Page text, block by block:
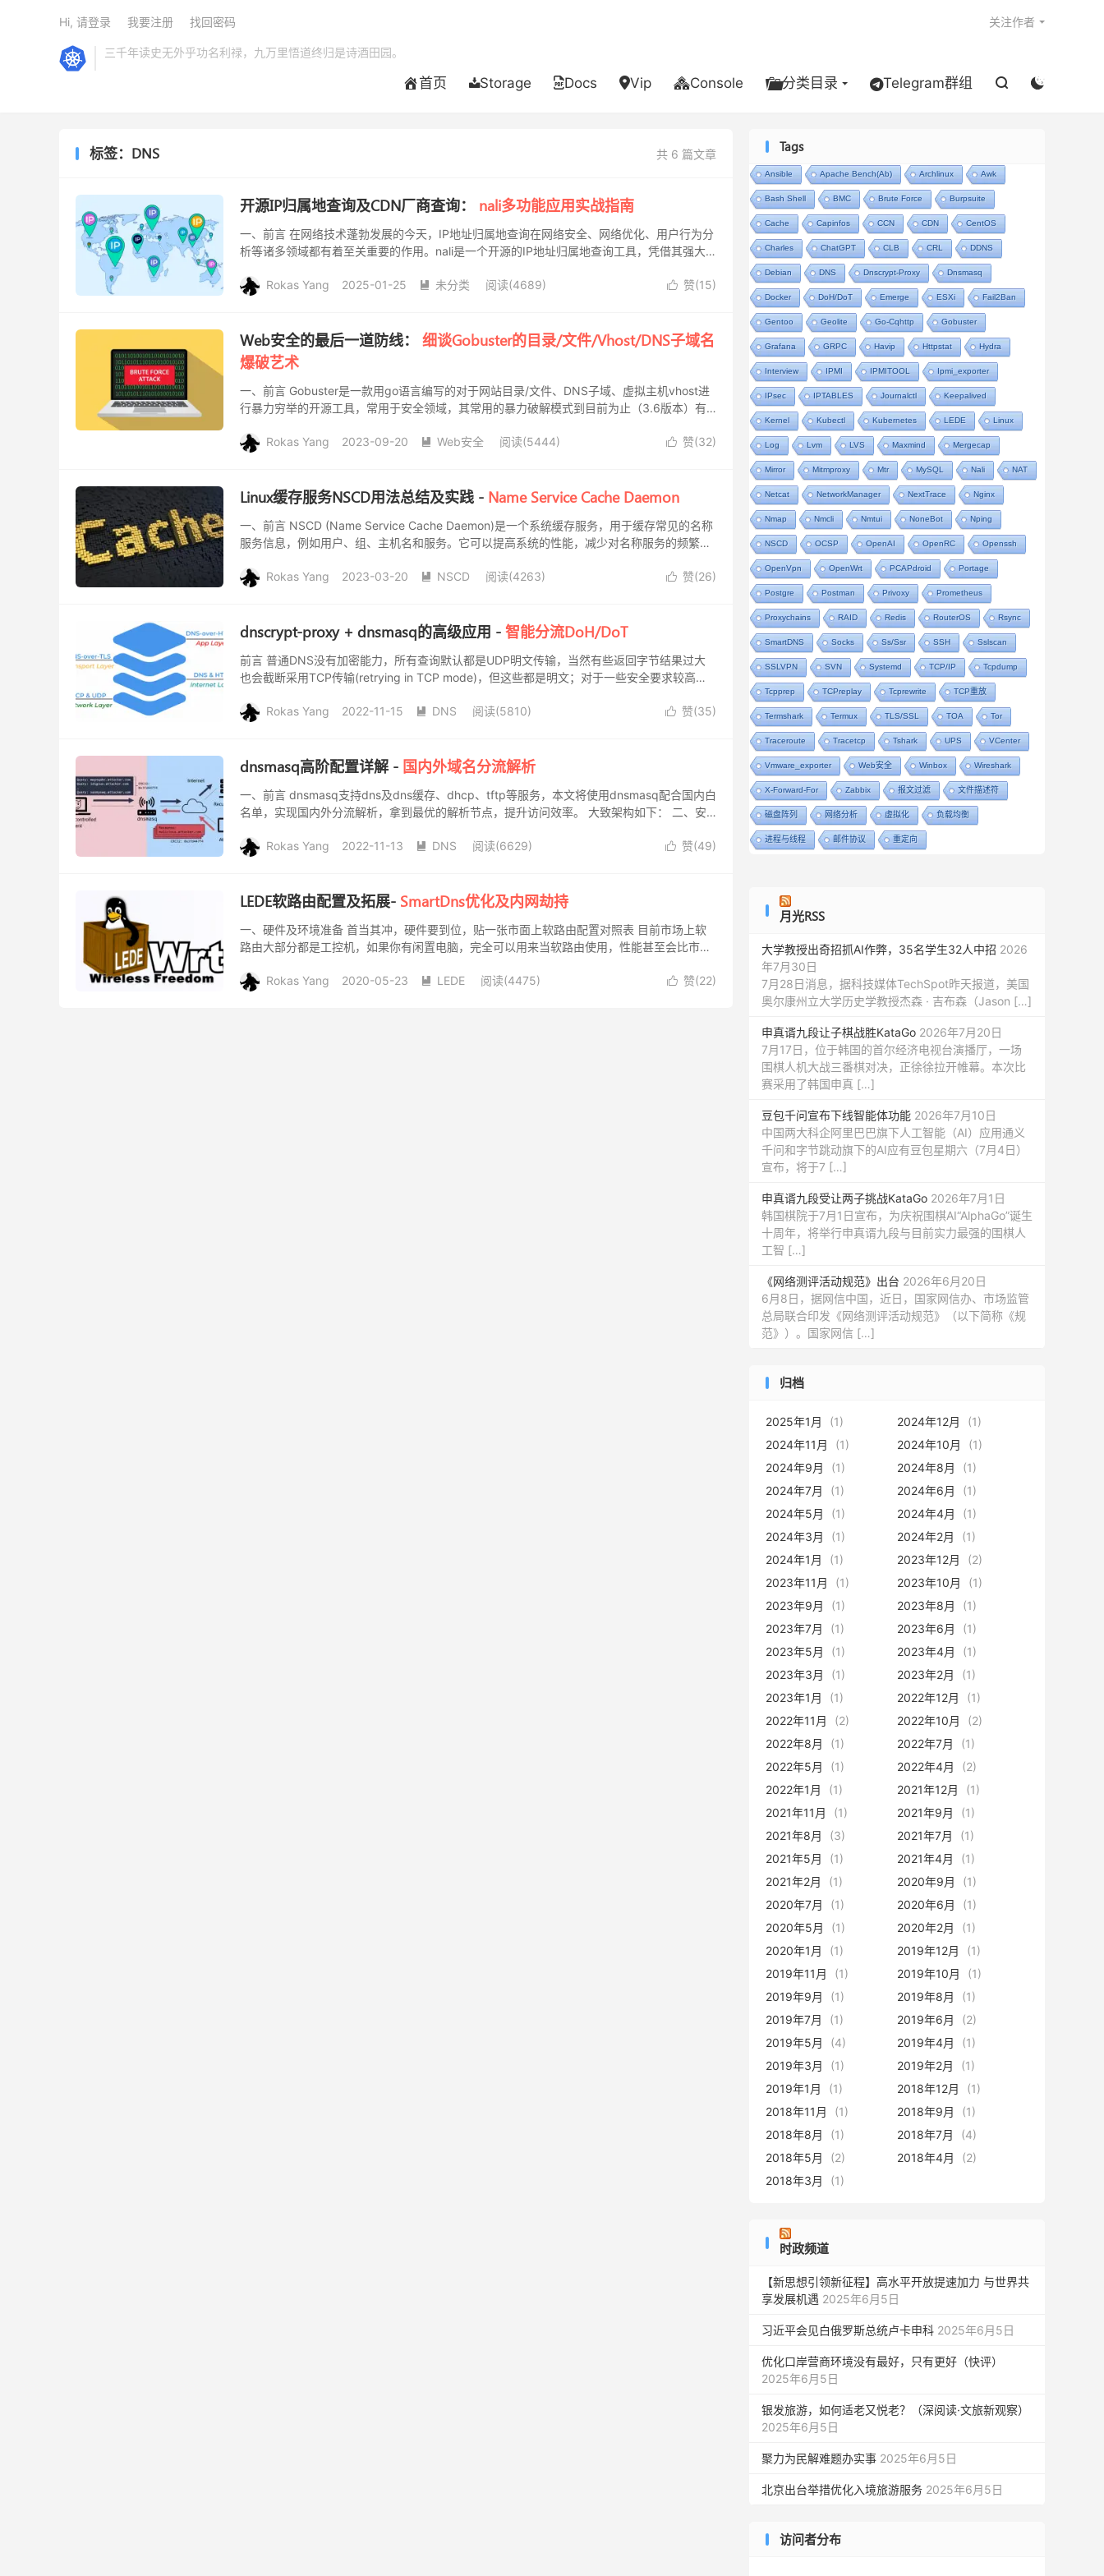
三千年读史无外乎功名利禄，九万里悟道终归是诗酒田园。
首页 Storage Docs Vip Console 分类目录 Telegram群组  
关注作者
Hi, 请登录 我要注册 找回密码
共 6 篇文章
标签：DNS
开源IP归属地查询及CDN厂商查询： nali多功能应用实战指南
一、前言 在网络技术蓬勃发展的今天，IP地址归属地查询在网络安全、网络优化、用户行为分
析等诸多领域都有着至关重要的作用。nali是一个开源的IP地址归属地查询工具，凭借其强大
 赞(15)
Rokas Yang 2025-01-25  未分类 阅读(4689)
Web安全的最后一道防线： 细谈Gobuster的目录/文件/Vhost/DNS子域名
爆破艺术
一、前言 Gobuster是一款用go语言编写的对于网站目录/文件、DNS子域、虚拟主机vhost进
行暴力穷举的开源工具，常用于安全领域，其常用的暴力破解模式到目前为止（3.6版本）有
 赞(32)
Rokas Yang 2023-09-20  Web安全 阅读(5444)
Linux缓存服务NSCD用法总结及实践 - Name Service Cache Daemon
一、前言 NSCD (Name Service Cache Daemon)是一个系统缓存服务，用于缓存常见的名称
服务信息，例如用户、组、主机名和服务。它可以提高系统的性能，减少对名称服务的频繁查
 赞(26)
Rokas Yang 2023-03-20  NSCD 阅读(4263)
dnscrypt-proxy + dnsmasq的高级应用 - 智能分流DoH/DoT
前言 普通DNS没有加密能力，所有查询默认都是UDP明文传输，当然有些返回字节结果过大
也会截断采用TCP传输(retrying in TCP mode)，但这些都是明文；对于一些安全要求较高的
 赞(35)
Rokas Yang 2022-11-15  DNS 阅读(5810)
dnsmasq高阶配置详解 - 国内外域名分流解析
一、前言 dnsmasq支持dns及dns缓存、dhcp、tftp等服务，本文将使用dnsmasq配合国内白
名单，实现国内外分流解析，拿到最优的解析节点，提升访问效率。 大致架构如下： 二、安
 赞(49)
Rokas Yang 2022-11-13  DNS 阅读(6629)
LEDE软路由配置及拓展- SmartDns优化及内网劫持
一、硬件及环境准备 首当其冲，硬件要到位，贴一张市面上软路由配置对照表 目前市场上软
路由大部分都是工控机，如果你有闲置电脑，完全可以用来当软路由使用，性能甚至会比市面
 赞(22)
Rokas Yang 2020-05-23  LEDE 阅读(4475)
Tags
Ansible Apache Bench(ab) Archlinux Awk
Bash Shell BMC Brute Force Burpsuite
Cache Capinfos CCN CDN CentOS
Charles ChatGPT CLB CRL DDNS
Debian DNS Dnscrypt-Proxy Dnsmasq
Docker DoH/DoT Emerge ESXi Fail2Ban
Gentoo Geolite Go-Cqhttp Gobuster
Grafana GRPC Havip Httpstat Hydra
Interview IPMI IPMITOOL Ipmi_exporter
IPsec IPTABLES Journalctl Keepalived
Kernel Kubectl Kubernetes LEDE Linux
Log Lvm LVS Maxmind Mergecap
Mirror Mitmproxy Mtr MySQL Nali NAT
Netcat NetworkManager NextTrace Nginx
Nmap Nmcli Nmtui NoneBot Nping
NSCD OCSP OpenAI OpenRC Openssh
OpenVpn OpenWrt PCAPdroid Portage
Postgre Postman Privoxy Prometheus
Proxychains RAID Redis RouterOS Rsync
SmartDNS Socks Ss/ssr SSH Sslscan
SSLVPN SVN Systemd TCP/IP Tcpdump
Tcpprep TCPreplay Tcprewrite TCP重放
Termshark Termux TLS/SSL TOA Tor
Traceroute Tracetcp Tshark UPS VCenter
Vmware_exporter Web安全 Winbox Wireshark
X-Forward-For Zabbix 报文过滤 文件描述符
磁盘阵列 网络分析 虚拟化 负载均衡
进程与线程 邮件协议 重定向
月光RSS
大学教授出奇招抓AI作弊，35名学生32人中招 2026
年7月30日
7月28日消息，据科技媒体TechSpot昨天报道，美国
奥尔康州立大学历史学教授杰森 · 吉布森（Jason […]
申真谞九段让子棋战胜KataGo 2026年7月20日
7月17日，位于韩国的首尔经济电视台演播厅，一场
围棋人机大战三番棋对决，正徐徐拉开帷幕。本次比
赛采用了韩国申真 […]
豆包千问宣布下线智能体功能 2026年7月10日
中国两大科企阿里巴巴旗下人工智能（AI）应用通义
千问和字节跳动旗下的AI应有豆包星期六（7月4日）
宣布，将于7 […]
申真谞九段受让两子挑战KataGo 2026年7月1日
韩国棋院于7月1日宣布，为庆祝围棋AI“AlphaGo”诞生
十周年，将举行申真谞九段与目前实力最强的围棋人
工智 […]
《网络测评活动规范》出台 2026年6月20日
6月8日，据网信中国，近日，国家网信办、市场监管
总局联合印发《网络测评活动规范》（以下简称《规
范》）。国家网信 […]
归档
2025年1月 (1) 2024年12月
(1)
2024年11月
(1) 2024年10月
(1)
2024年9月
(1) 2024年8月
(1)
2024年7月
(1) 2024年6月
(1)
2024年5月
(1) 2024年4月
(1)
2024年3月
(1) 2024年2月
(1)
2024年1月
(1) 2023年12月
(2)
2023年11月
(1) 2023年10月
(1)
2023年9月
(1) 2023年8月
(1)
2023年7月
(1) 2023年6月
(1)
2023年5月
(1) 2023年4月
(1)
2023年3月
(1) 2023年2月
(1)
2023年1月
(1) 2022年12月
(1)
2022年11月
(2) 2022年10月
(2)
2022年8月
(1) 2022年7月
(1)
2022年5月
(1) 2022年4月
(2)
2022年1月
(1) 2021年12月
(1)
2021年11月
(1) 2021年9月
(1)
2021年8月
(3) 2021年7月
(1)
2021年5月
(1) 2021年4月
(1)
2021年2月
(1) 2020年9月
(1)
2020年7月
(1) 2020年6月
(1)
2020年5月
(1) 2020年2月
(1)
2020年1月
(1) 2019年12月
(1)
2019年11月
(1) 2019年10月
(1)
2019年9月
(1) 2019年8月
(1)
2019年7月
(1) 2019年6月
(2)
2019年5月
(4) 2019年4月
(1)
2019年3月
(1) 2019年2月
(1)
2019年1月
(1) 2018年12月
(1)
2018年11月
(1) 2018年9月
(1)
2018年8月
(1) 2018年7月
(4)
2018年5月
(2) 2018年4月
(2)
2018年3月
(1)
时政频道
【新思想引领新征程】高水平开放提速加力 与世界共
享发展机遇 2025年6月5日
习近平会见白俄罗斯总统卢卡申科 2025年6月5日
优化口岸营商环境没有最好，只有更好（快评）
2025年6月5日
银发旅游，如何适老又悦老？（深阅读·文旅新观察）
2025年6月5日
聚力为民解难题办实事 2025年6月5日
北京出台举措优化入境旅游服务 2025年6月5日
访问者分布